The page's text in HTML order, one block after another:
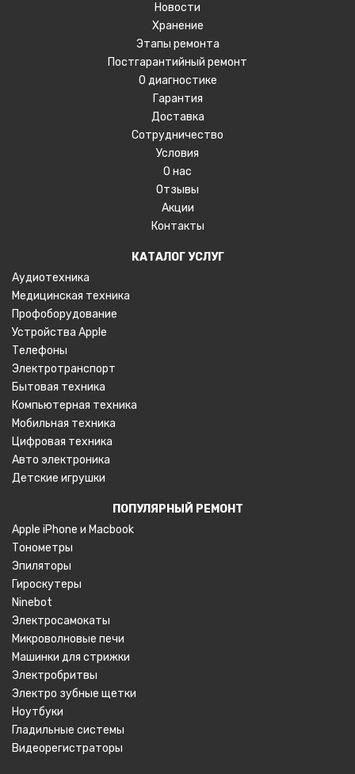
Новости
Хранение
Этапы ремонта
Постгарантийный ремонт
О диагностике
Гарантия
Доставка
Сотрудничество
Условия
О нас
Отзывы
Акции
Контакты
КАТАЛОГ УСЛУГ
Аудиотехника
Медицинская техника
Профоборудование
Устройства Apple
Телефоны
Электротранспорт
Бытовая техника
Компьютерная техника
Мобильная техника
Цифровая техника
Авто электроника
Детские игрушки
ПОПУЛЯРНЫЙ РЕМОНТ
Apple iPhone и Macbook
Тонометры
Эпиляторы
Гироскутеры
Ninebot
Электросамокаты
Микроволновые печи
Машинки для стрижки
Электробритвы
Электро зубные щетки
Ноутбуки
Гладильные системы
Видеорегистраторы